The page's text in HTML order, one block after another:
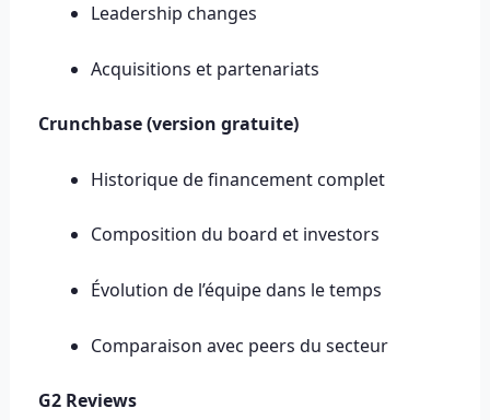
Leadership changes
Acquisitions et partenariats
Crunchbase (version gratuite)
Historique de financement complet
Composition du board et investors
Évolution de l’équipe dans le temps
Comparaison avec peers du secteur
G2 Reviews